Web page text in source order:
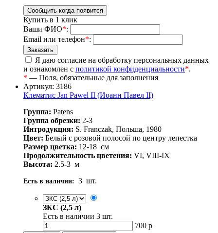
Купить в 1 клик
Ваши ФИО*:
Email или телефон*:
Я даю согласие на обработку персональных данных
и ознакомлен с политикой конфиденциальности*.
* — Поля, обязательные для заполнения
Артикул: 3186
Клематис Jan Pawel II (Иоанн Павел II)
Группа: Patens
Группа обрезки: 2-3
Интродукция: S. Franczak, Польша, 1980
Цвет: Белый с розовой полосой по центру лепестка
Размер цветка: 12-18 см
Продолжительность цветения: VI, VIII-IX
Высота: 2.5-3 м
Есть в наличии: 3 шт.
ЗКС (2,5 л)
Есть в наличии 3 шт.
700 р